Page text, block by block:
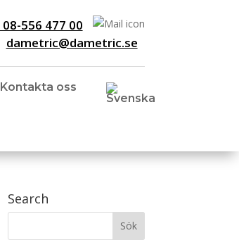
08-556 477 00
dametric@dametric.se
Kontakta oss
Search